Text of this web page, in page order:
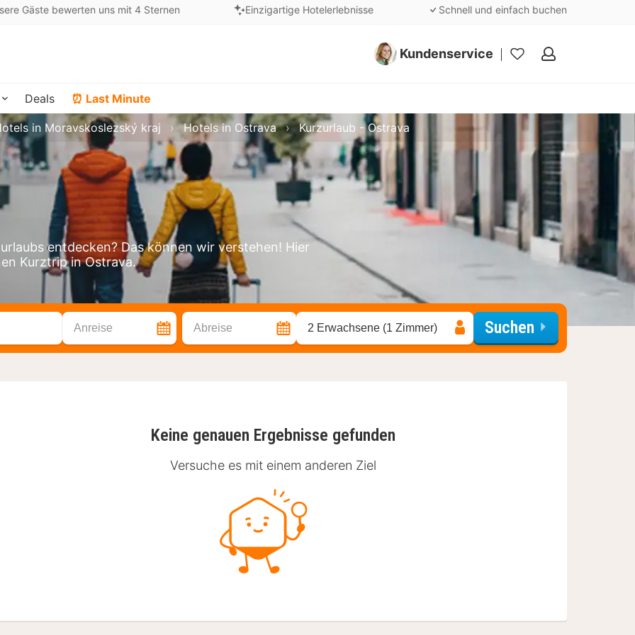
Gäste bewerten uns mit 4 Sternen Einzigartige Hotelerlebnisse Schnell und einfach buchen
Kundenservice
Meine
Deals ⏰ Last Minute
entdecken? Das können wir verstehen! Hier
Kurztrip in Ostrava.
in Moravskoslezský kraj Hotels in Ostrava Kurzurlaub - Ostrava
Anreise Abreise 2 Erwachsene (1 Zimmer) Suchen
Keine genauen Ergebnisse gefunden
Versuche es mit einem anderen Ziel